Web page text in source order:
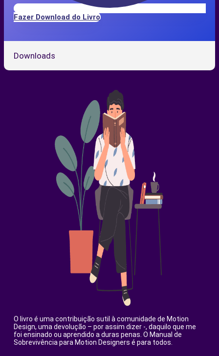
Fazer Download do Livro
Downloads
O livro é uma contribuição sutil à comunidade de Motion
Design, uma devolução – por assim dizer -, daquilo que me
foi ensinado ou aprendido a duras penas. O Manual de
Sobrevivência para Motion Designers é para todos.